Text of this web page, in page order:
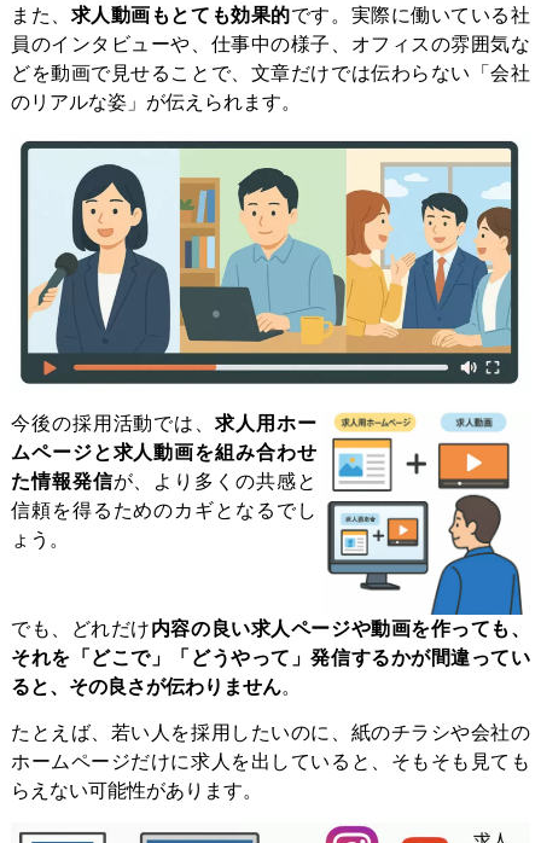
また、 求人動画もとても効果的です。実際に働いている社
員のインタビューや、仕事中の様子、オフィスの雰囲気な
どを動画で見せることで、文章だけでは伝わらない「会社
のリアルな姿」が伝えられます。
今後の採用活動では、求人用ホー
ムページと求人動画を組み合わせ
た情報発信が、より多くの共感と
信頼を得るためのカギとなるでし
ょう。
でも、どれだけ内容の良い求人ページや動画を作っても、
それを「どこで」「どうやって」発信するかが間違ってい
ると、その良さが伝わりません。
たとえば、若い人を採用したいのに、紙のチラシや会社の
ホームページだけに求人を出していると、そもそも見ても
らえない可能性があります。